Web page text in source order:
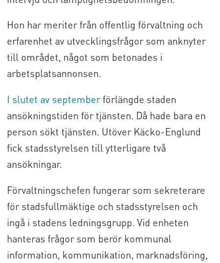
Hon har meriter från offentlig förvaltning och
erfarenhet av utvecklingsfrågor som anknyter
till området, något som betonades i
arbetsplatsannonsen.
I slutet av septemberförlängde staden
ansökningstiden för tjänsten. Då hade bara en
person sökt tjänsten. Utöver Käcko-Englund
fick stadsstyrelsen till ytterligare två
ansökningar.
Förvaltningschefen fungerar som sekreterare
för stadsfullmäktige och stadsstyrelsen och
ingå i stadens ledningsgrupp. Vid enheten
hanteras frågor som berör kommunal
information, kommunikation, marknadsföring,